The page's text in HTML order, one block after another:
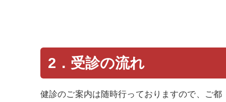
2．受診の流れ
健診のご案内は随時行っておりますので、ご都